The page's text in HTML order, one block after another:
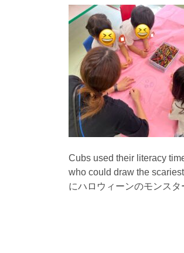
Cubs used their literacy
who could draw the
にハロウィーンのモンス